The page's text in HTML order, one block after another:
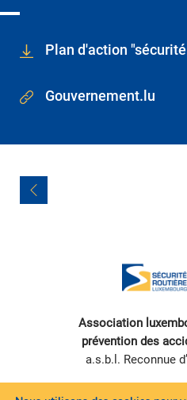
Plan d'action
Gouvernement.lu
Navigation
de
Association
prévention des
a.s.b.l. Reconnue